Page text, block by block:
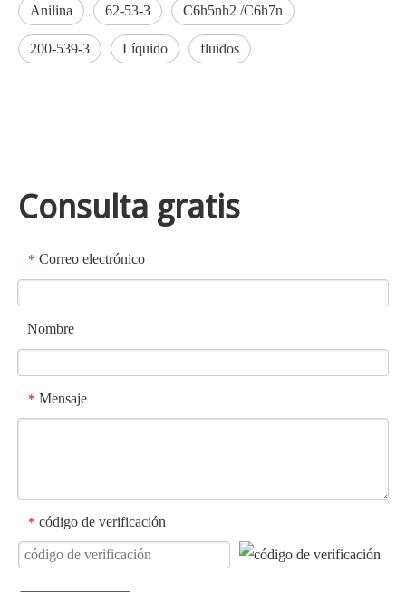
Anilina 62-53-3 C6h5nh2 /C6h7n
200-539-3 Líquido fluidos
Consulta gratis
* Correo electrónico
Nombre
* Mensaje
* código de verificación